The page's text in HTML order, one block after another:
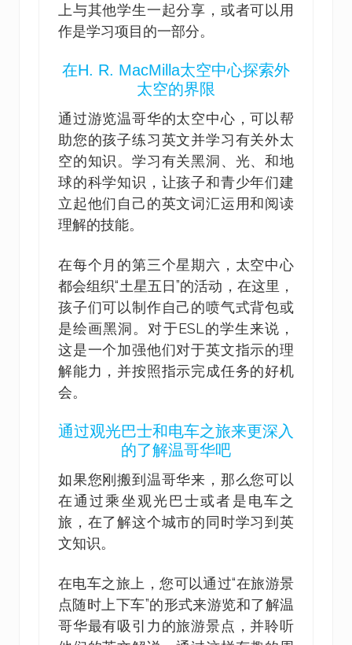
上与其他学生一起分享，或者可以用
作是学习项目的一部分。
在H. R. MacMilla太空中心探索外
太空的界限
通过游览温哥华的太空中心，可以帮
助您的孩子练习英文并学习有关外太
空的知识。学习有关黑洞、光、和地
球的科学知识，让孩子和青少年们建
立起他们自己的英文词汇运用和阅读
理解的技能。
在每个月的第三个星期六，太空中心
都会组织“土星五日”的活动，在这里，
孩子们可以制作自己的喷气式背包或
是绘画黑洞。对于ESL的学生来说，
这是一个加强他们对于英文指示的理
解能力，并按照指示完成任务的好机
会。
通过观光巴士和电车之旅来更深入
的了解温哥华吧
如果您刚搬到温哥华来，那么您可以
在通过乘坐观光巴士或者是电车之
旅，在了解这个城市的同时学习到英
文知识。
在电车之旅上，您可以通过“在旅游景
点随时上下车”的形式来游览和了解温
哥华最有吸引力的旅游景点，并聆听